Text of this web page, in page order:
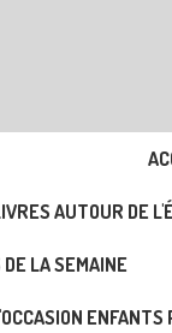
AUTOUR DE
LA SEMAINE
ENFANTS